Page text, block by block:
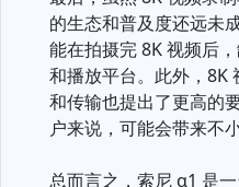
的生态和普及度还远未
能在拍摄完 8K 视频后
和播放平台。此外，8K
和传输也提出了更高的
户来说，可能会带来不
总而言之，索尼 α1 是